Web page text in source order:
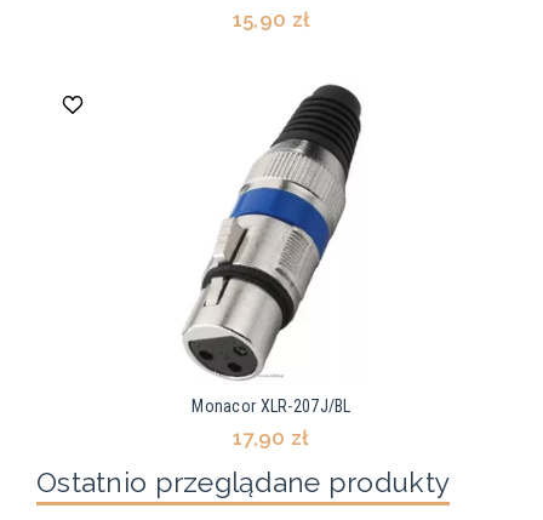
15,90 zł
Monacor XLR-207J/BL
17,90 zł
Ostatnio przeglądane produkty